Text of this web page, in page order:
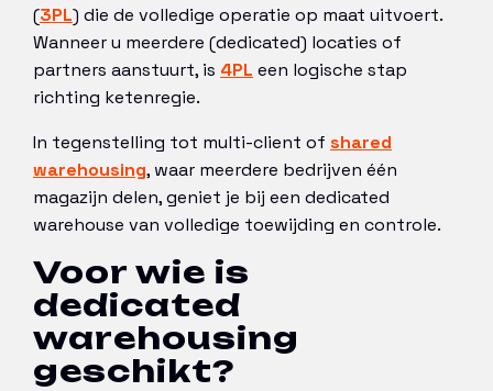
(3PL) die de volledige operatie op maat uitvoert.
Wanneer u meerdere (dedicated) locaties of
partners aanstuurt, is 4PL een logische stap
richting ketenregie.
In tegenstelling tot multi-client of shared
warehousing, waar meerdere bedrijven één
magazijn delen, geniet je bij een dedicated
warehouse van volledige toewijding en controle.
Voor wie is
dedicated
warehousing
geschikt?